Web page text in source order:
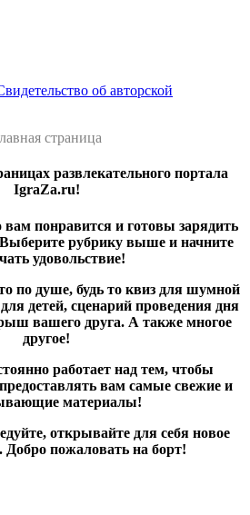
об авторской
страница
развлекательного портала
IgraZa.ru!
понравится и готовы зарядить
рубрику выше и начните
удовольствие!
по душе, будь то квиз для шумной
детей, сценарий проведения дня
вашего друга. А также многое
другое!
работает над тем, чтобы
вам самые свежие и
материалы!
открывайте для себя новое
Добро пожаловать на борт!